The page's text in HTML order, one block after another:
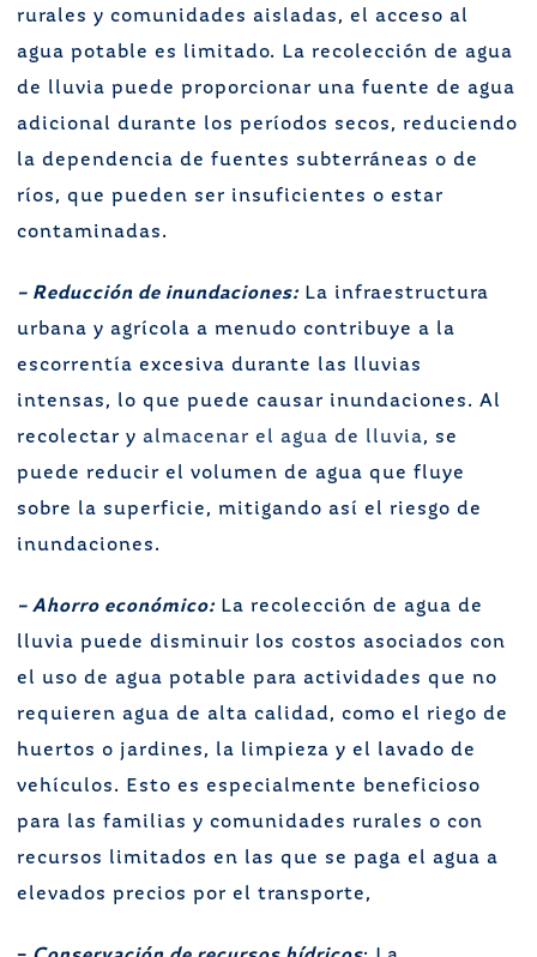
rurales y comunidades aisladas, el acceso al
agua potable es limitado. La recolección de agua
de lluvia puede proporcionar una fuente de agua
adicional durante los períodos secos, reduciendo
la dependencia de fuentes subterráneas o de
ríos, que pueden ser insuficientes o estar
contaminadas.
– Reducción de inundaciones:La infraestructura
urbana y agrícola a menudo contribuye a la
escorrentía excesiva durante las lluvias
intensas, lo que puede causar inundaciones. Al
recolectar y almacenar el agua de lluvia, se
puede reducir el volumen de agua que fluye
sobre la superficie, mitigando así el riesgo de
inundaciones.
– Ahorro económico:La recolección de agua de
lluvia puede disminuir los costos asociados con
el uso de agua potable para actividades que no
requieren agua de alta calidad, como el riego de
huertos o jardines, la limpieza y el lavado de
vehículos. Esto es especialmente beneficioso
para las familias y comunidades rurales o con
recursos limitados en las que se paga el agua a
elevados precios por el transporte,